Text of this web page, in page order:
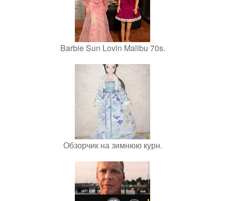
Barbie Sun Lovin Malibu 70s.
Обзорчик на зимнюю курн.